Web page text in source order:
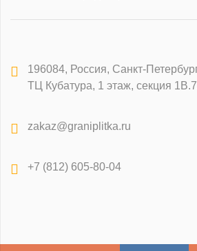
196084, Россия, Санкт-Петербург
ТЦ Кубатура, 1 этаж, секция
zakaz@graniplitka.ru
+7 (812) 605-80-04